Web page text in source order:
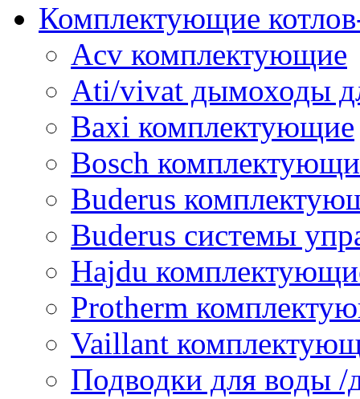
Комплектующие
Acv комплектующие
Ati/vivat дымоходы
Baxi комплектующие
Bosch
Buderus
Buderus системы
Hajdu
Protherm
Vaillant
Подводки для воды /